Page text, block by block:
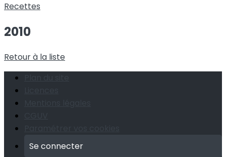
Recettes
2010
Retour à la liste
Se connecter